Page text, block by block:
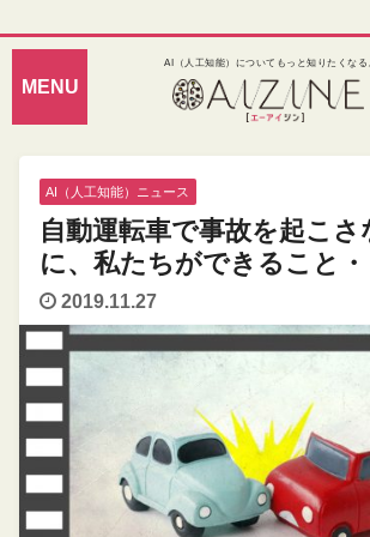
AI（人工知能）についてもっと知りたくなる
AI（人工知能）ニュース
自動運転車で事故を起こ
に、私たちができること
2019.11.27